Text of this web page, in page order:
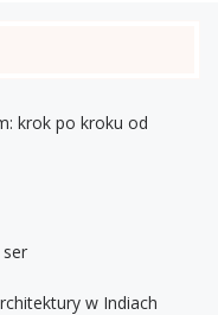
krok po kroku od
w Indiach